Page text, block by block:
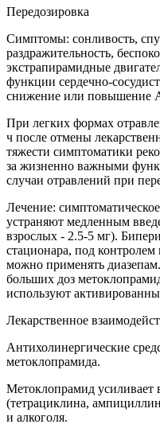
Передозировка
Симптомы: сонливость,
раздражительность,
экстрапирамидные
функции сердечно-
снижение или повышение
При легких формах
ч после отмены
тяжести симптоматики
за жизненно важными
случаи отравлений при
Лечение:
устраняют медленным
взрослых - 2.5-5 мг).
стационара, под
можно применять
больших доз
используют
Лекарственное
Антихолинергические
метоклопрамида.
Метоклопрамид усиливает
(тетрациклина,
и алкоголя.